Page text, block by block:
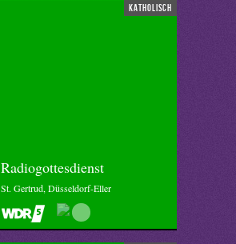
katholisch
Radiogottesdienst
St. Gertrud, Düsseldorf-Eller